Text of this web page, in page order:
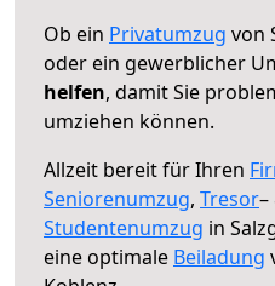
Ob ein Privatumzug von
oder ein gewerblicher
helfen, damit Sie
umziehen können.
Allzeit bereit für Ihren
Seniorenumzug, Tresor–
Studentenumzug in
eine optimale Beiladung